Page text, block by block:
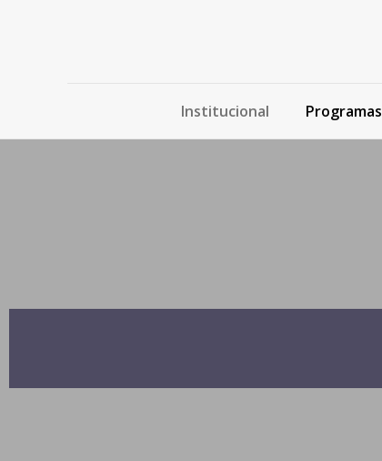
Institucional Programas